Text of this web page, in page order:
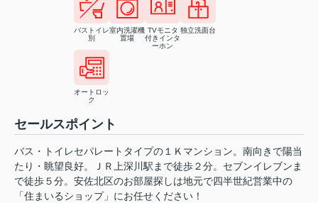
バストイレ
別
室内洗濯機
置場
TVモニタ
付きインタ
ーホン
独立洗面台
オートロッ
ク
セールスポイント
バス・トイレセパレートタイプの１Ｋマンション。南向きで陽当
たり・眺望良好。ＪＲ上深川駅まで徒歩２分。セブンイレブンま
で徒歩５分。安佐北区のお部屋探しは地元で四半世紀営業中の
「住まいるショップ」にお任せください！